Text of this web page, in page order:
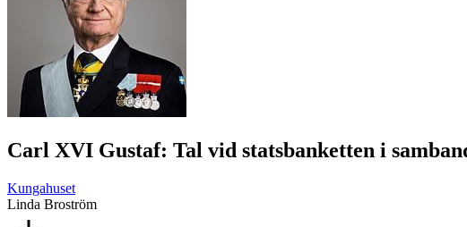
Carl XVI Gustaf: Tal vid statsbanketten i
Kungahuset
Linda Broström